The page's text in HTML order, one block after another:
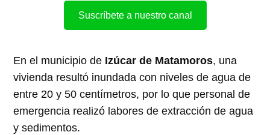
Suscríbete a nuestro canal
En el municipio de Izúcar de Matamoros, una
vivienda resultó inundada con niveles de agua de
entre 20 y 50 centímetros, por lo que personal de
emergencia realizó labores de extracción de agua
y sedimentos.